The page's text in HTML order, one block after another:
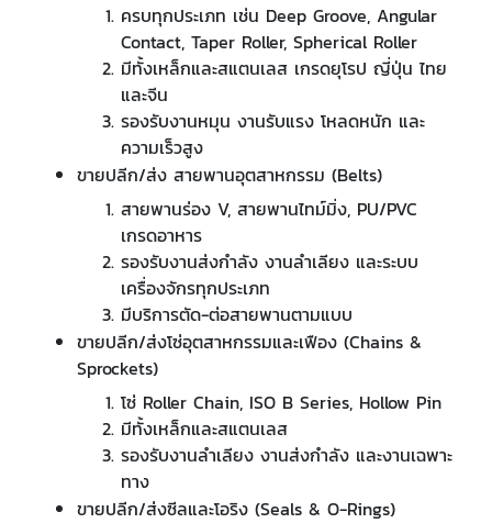
ครบทุกประเภท เช่น Deep Groove, Angular
Contact, Taper Roller, Spherical Roller
มีทั้งเหล็กและสแตนเลส เกรดยุโรป ญี่ปุ่น ไทย
และจีน
รองรับงานหมุน งานรับแรง โหลดหนัก และ
ความเร็วสูง
ขายปลีก/ส่ง สายพานอุตสาหกรรม (Belts)
สายพานร่อง V, สายพานไทม์มิ่ง, PU/PVC
เกรดอาหาร
รองรับงานส่งกำลัง งานลำเลียง และระบบ
เครื่องจักรทุกประเภท
มีบริการตัด-ต่อสายพานตามแบบ
ขายปลีก/ส่งโซ่อุตสาหกรรมและเฟือง (Chains &
Sprockets)
โซ่ Roller Chain, ISO B Series, Hollow Pin
มีทั้งเหล็กและสแตนเลส
รองรับงานลำเลียง งานส่งกำลัง และงานเฉพาะ
ทาง
ขายปลีก/ส่งซีลและโอริง (Seals & O-Rings)